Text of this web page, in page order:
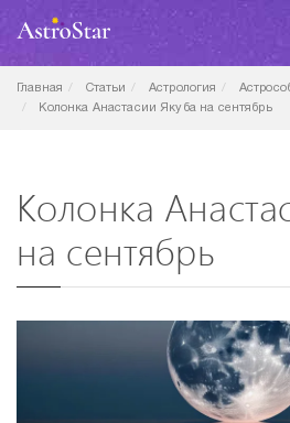
Главная Статьи Астрология
Колонка Анастасии Якуба на сентябрь
Колонка
на сентябрь